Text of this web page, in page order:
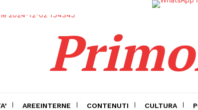
AREEINTERNE CONTENUTI CULTURA